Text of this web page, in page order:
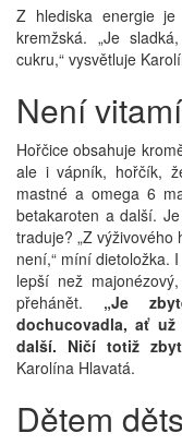
Z hlediska energie
kremžská. „Je
cukru,“ vysvětluje
Není
Hořčice obsahuje
ale i vápník, hořčík,
mastné a omega 6
betakaroten a další.
traduje? „Z
není,“ míní dietoložka.
lepší než
přehánět. „Je
dochucovadla, ať
další. Ničí totiž
Karolína Hlavatá.
Dětem